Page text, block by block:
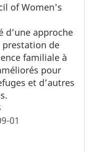
of Women's
d’une approche
prestation de
familiale à
pour
et d’autres
01